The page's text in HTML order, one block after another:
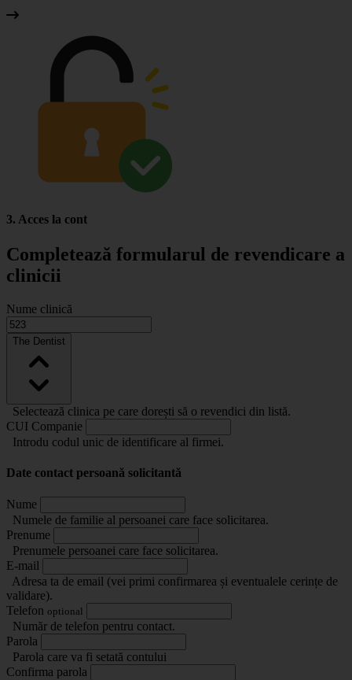
3. Acces la cont
Completează formularul de revendicare a
clinicii
Nume clinică
The Dentist
Selectează clinica pe care dorești să o revendici din listă.
CUI Companie
Introdu codul unic de identificare al firmei.
Date contact persoană solicitantă
Nume
Numele de familie al persoanei care face solicitarea.
Prenume
Prenumele persoanei care face solicitarea.
E-mail
Adresa ta de email (vei primi confirmarea și eventualele cerințe de
validare).
Telefon optional
Număr de telefon pentru contact.
Parola
Parola care va fi setată contului
Confirma parola